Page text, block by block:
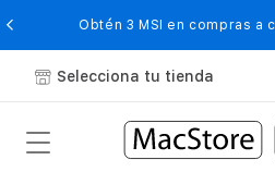
Obtén 3 MSI en compras a
Selecciona tu tienda